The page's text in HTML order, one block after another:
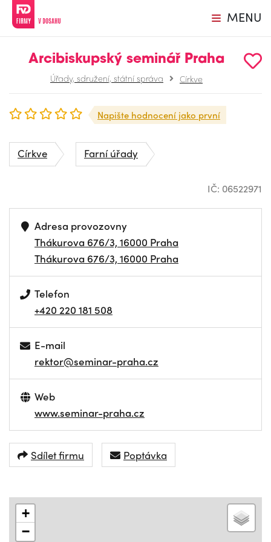
MENU
Arcibiskupský seminář Praha
Úřady, sdružení, státní správa Církve
Napište hodnocení jako první
Církve Farní úřady
IČ: 06522971
Adresa provozovny
Thákurova 676/3, 16000 Praha
Thákurova 676/3, 16000 Praha
Telefon
+420 220 181 508
E-mail
rektor@seminar-praha.cz
Web
www.seminar-praha.cz
Sdílet firmu Poptávka
+
−